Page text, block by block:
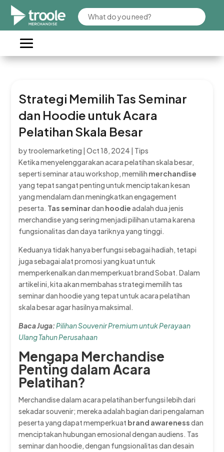
Strategi Memilih Tas Seminar
dan Hoodie untuk Acara
Pelatihan Skala Besar
bytroolemarketing |Oct 18, 2024 | Tips
Ketika menyelenggarakan acara pelatihan skala besar,
seperti seminar atau workshop, memilih merchandise
yang tepat sangat penting untuk menciptakan kesan
yang mendalam dan meningkatkan engagement
peserta. Tas seminardan hoodieadalah dua jenis
merchandise yang sering menjadi pilihan utama karena
fungsionalitas dan daya tariknya yang tinggi.
Keduanya tidak hanya berfungsi sebagai hadiah, tetapi
juga sebagai alat promosi yang kuat untuk
memperkenalkan dan memperkuat brand Sobat. Dalam
artikel ini, kita akan membahas strategi memilih tas
seminar dan hoodie yang tepat untuk acara pelatihan
skala besar agar hasilnya maksimal.
Baca Juga:Pilihan Souvenir Premium untuk Perayaan
Ulang Tahun Perusahaan
Mengapa Merchandise
Penting dalam Acara
Pelatihan?
Merchandise dalam acara pelatihan berfungsi lebih dari
sekadar souvenir; mereka adalah bagian dari pengalaman
peserta yang dapat memperkuat brand awarenessdan
menciptakan hubungan emosional dengan audiens. Tas
seminar dan hoodie, dengan fungsionalitas dan desain